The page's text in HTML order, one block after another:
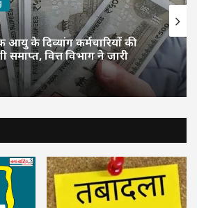
के दिव्यांग कर्मचारियों की
समाप्त, वित्त विभाग ने जारी
में उप मुख्यमंत्री अरुण साव,
शहर का लिया जायजा